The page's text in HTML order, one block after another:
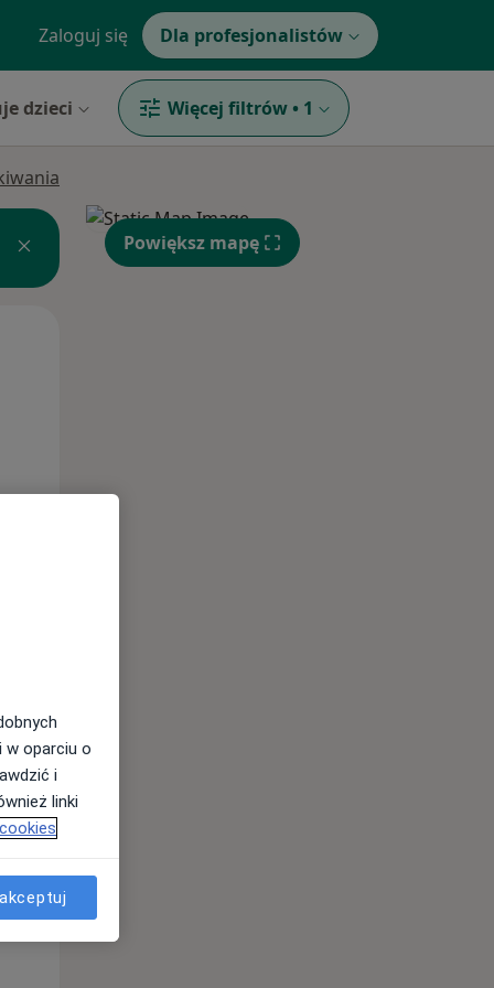
Zaloguj się Dla profesjonalistów
dzieci Więcej filtrów • 1
Śr,
12 Sie
Powiększ mapę
w oparciu o
i
linki